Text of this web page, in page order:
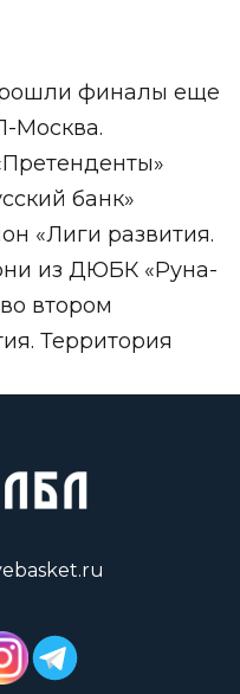
финалы еще
Москва.
банк»
«Лиги развития.
из ДЮБК «Руна-
втором
Территория